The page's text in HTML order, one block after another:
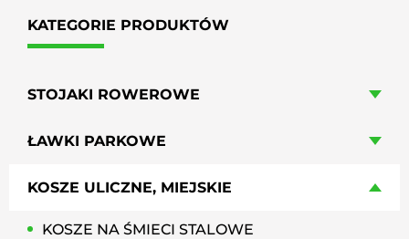
KATEGORIE PRODUKTÓW
STOJAKI ROWEROWE
ŁAWKI PARKOWE
KOSZE ULICZNE, MIEJSKIE
KOSZE NA ŚMIECI STALOWE